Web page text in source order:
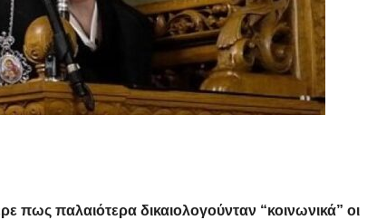
πως παλαιότερα δικαιολογούνταν “κοινωνικά” οι